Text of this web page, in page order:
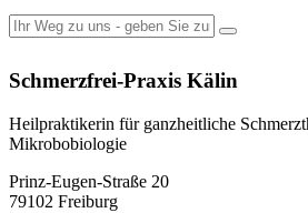
Schmerzfrei-Praxis Kälin
Heilpraktikerin für ganzheitliche
Mikrobobiologie
Prinz-Eugen-Straße 20
79102 Freiburg